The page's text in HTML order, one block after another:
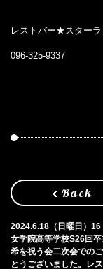
レストバー★スター
096-325-9337
Back
2024.6.18（日曜日）16
女学院高等学校S26回
希を祝う会二次会での
とうございました。レ